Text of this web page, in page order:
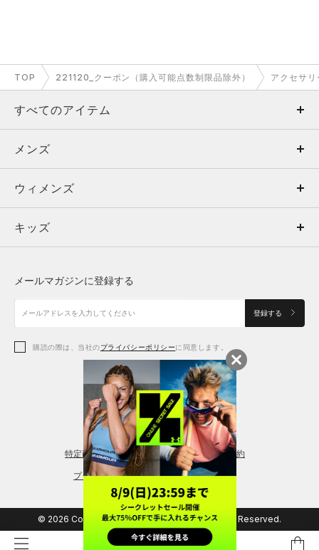
TOP 221120_クーポン（購入可能点数制限品除外） アクセサリ
すべてのアイテム
メンズ
ウィメンズ
キッズ
アクセサリー
メンズ
トップス
ボトムス
アクセサリー
ウィメンズ
トップス
シューズ
アクセサリー
レギンス＆タイツ
キッズ
シューズ
メールマガジンに登録する
登録する
購読の際は、当社のプライバシーポリシーに同意します。
特定商取引法に基づく通販の表記 会員規約
プライバシーポリシー
© 2026 Copyright DOME Corporation. All Rights Reserved.